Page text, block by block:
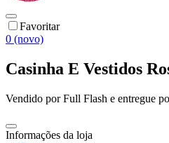
Favoritar
0 (novo)
Casinha E Vestidos
Vendido porFull Flash e entregue
Informações da loja